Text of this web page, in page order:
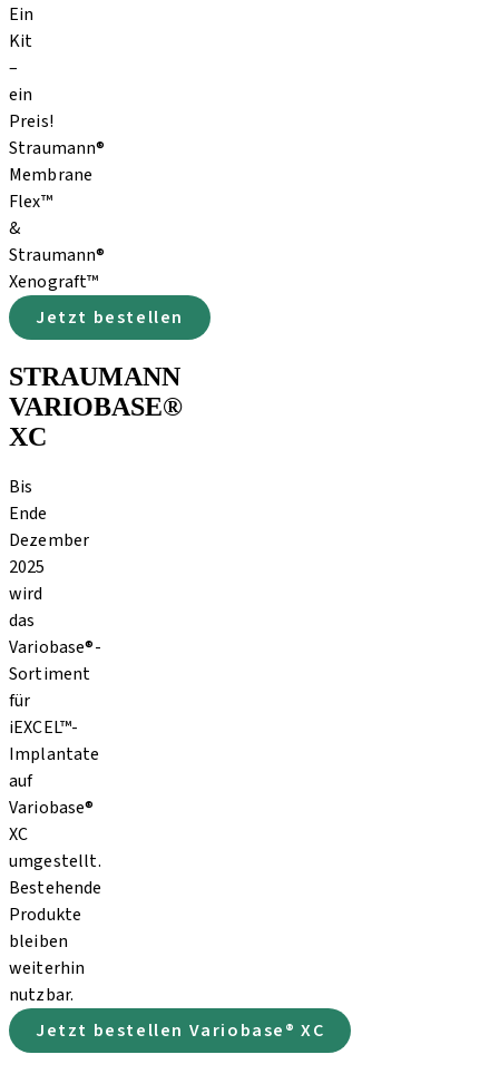
Ein
Kit
–
ein
Preis!
Straumann®
Membrane
Flex™
&
Straumann®
Xenograft™
Jetzt bestellen
STRAUMANN
VARIOBASE®
XC
Bis
Ende
Dezember
2025
wird
das
Variobase®-
Sortiment
für
iEXCEL™-
Implantate
auf
Variobase®
XC
umgestellt.
Bestehende
Produkte
bleiben
weiterhin
nutzbar.
Jetzt bestellen Variobase® XC